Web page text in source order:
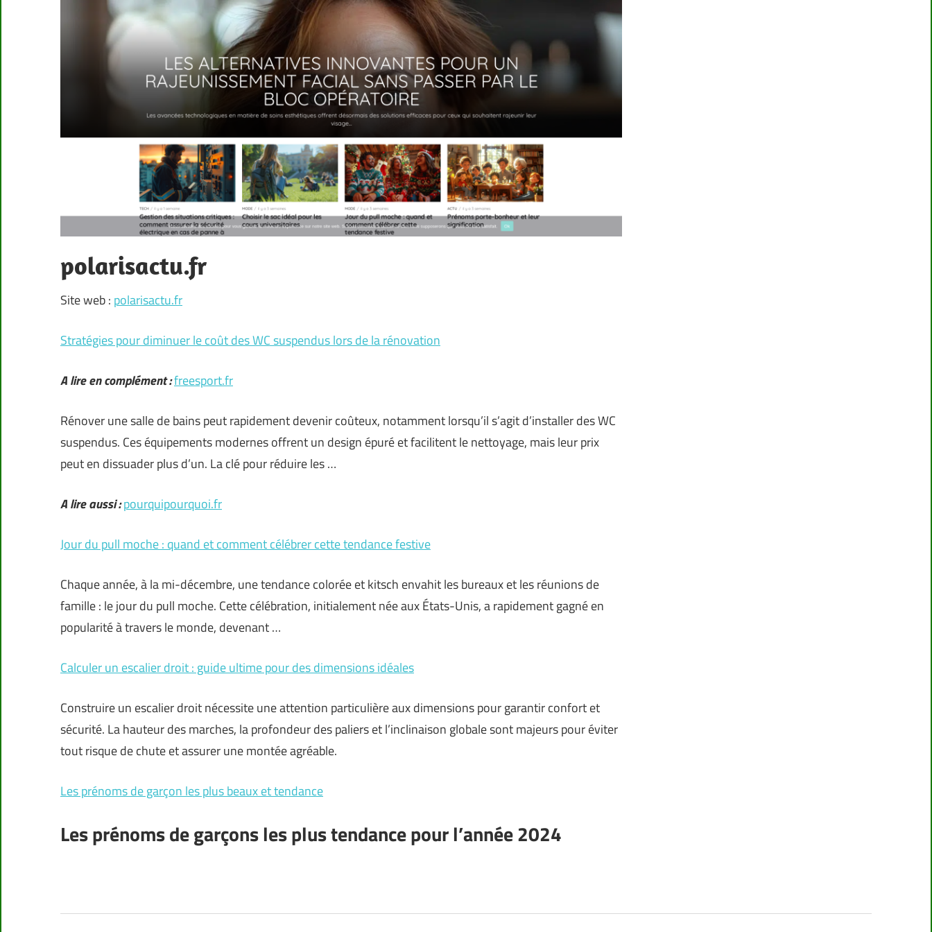
polarisactu.fr
Site web : polarisactu.fr
Stratégies pour diminuer le coût des WC suspendus lors de la rénovation
A lire en complément :freesport.fr
Rénover une salle de bains peut rapidement devenir coûteux, notamment lorsqu’il s’agit d’installer des WC
suspendus. Ces équipements modernes offrent un design épuré et facilitent le nettoyage, mais leur prix
peut en dissuader plus d’un. La clé pour réduire les …
A lire aussi :pourquipourquoi.fr
Jour du pull moche : quand et comment célébrer cette tendance festive
Chaque année, à la mi-décembre, une tendance colorée et kitsch envahit les bureaux et les réunions de
famille : le jour du pull moche. Cette célébration, initialement née aux États-Unis, a rapidement gagné en
popularité à travers le monde, devenant …
Calculer un escalier droit : guide ultime pour des dimensions idéales
Construire un escalier droit nécessite une attention particulière aux dimensions pour garantir confort et
sécurité. La hauteur des marches, la profondeur des paliers et l’inclinaison globale sont majeurs pour éviter
tout risque de chute et assurer une montée agréable.
Les prénoms de garçon les plus beaux et tendance
Les prénoms de garçons les plus tendance pour l’année 2024